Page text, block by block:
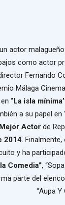
actor
como actor
Fernando
Málaga
en ‘’La isla
a su papel en
Actor de
2014 .
y ha
Comedia”,
parte del
“Aupa Y